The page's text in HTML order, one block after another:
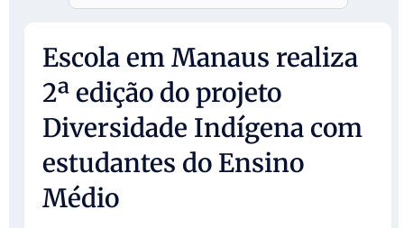
Escola em Manaus realiza
2ª edição do projeto
Diversidade Indígena com
estudantes do Ensino
Médio